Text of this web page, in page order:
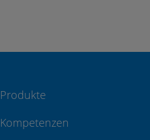
Produkte
Kompetenzen